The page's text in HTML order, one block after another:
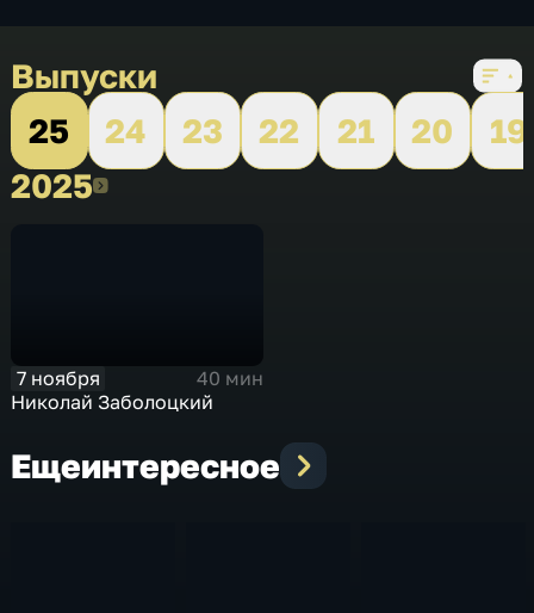
Выпуски
25
24 23 22 21 20
19
20252025
7 ноября
40 мин
Николай Заболоцкий
Ещеинтересное